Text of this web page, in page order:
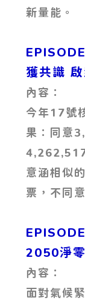
新量能。
獲共識
今年17號
果：同意
意涵相似
票，不同
2050淨
面對氣候